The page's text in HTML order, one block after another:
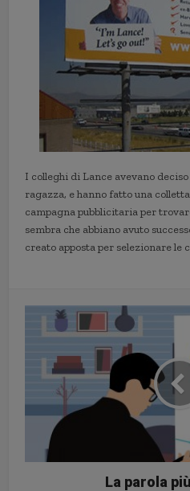
I colleghi di Lance avevano
ragazza, e hanno fatto una
campagna pubblicitaria per
sembra che abbiano avuto
creato apposta per selezionare le
La parola